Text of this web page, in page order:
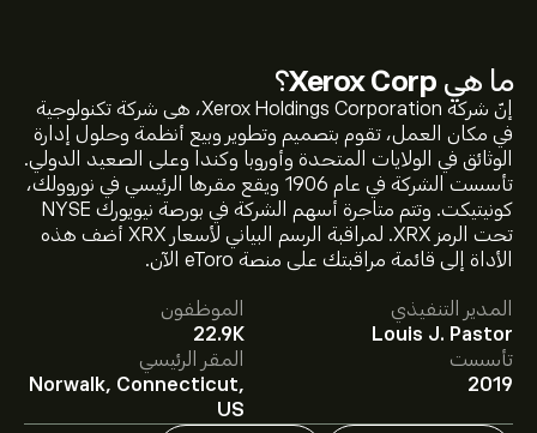
ما هي Xerox Corp؟
إنّ شركة Xerox Holdings Corporation، هى شركة تكنولوجية
في مكان العمل، تقوم بتصميم وتطوير وبيع أنظمة وحلول إدارة
الوثائق في الولايات المتحدة وأوروبا وكندا وعلى الصعيد الدولي.
تأسست الشركة في عام 1906 ويقع مقرها الرئيسي في نوروولك،
كونيتيكت. وتتم متاجرة أسهم الشركة في بورصة نيويورك NYSE
تحت الرمز XRX. لمراقبة الرسم البياني لأسعار XRX أضف هذه
الأداة إلى قائمة مراقبتك على منصة eToro الآن.
المدير التنفيذي
Louis J. Pastor
الموظفون
22.9K
تأسست
2019
المقر الرئيسي
Norwalk, Connecticut,
US
سعر XRX الآن هو 3.14‎$‎.
متوسط السعر المستهدف لسهم Xerox Corp هو 3.14‎$‎.
اشترك
في eToro لمعرفة التفاصيل حول توقعات المحللين
والأسعار المستهدفة للأسهم.
يقدم المحللون التوقعات لسهم Xerox Corp بناءً على اتجاهات
السوق، التقارير المالية، والنمو المتوقع. راقِب آخر التوقعات